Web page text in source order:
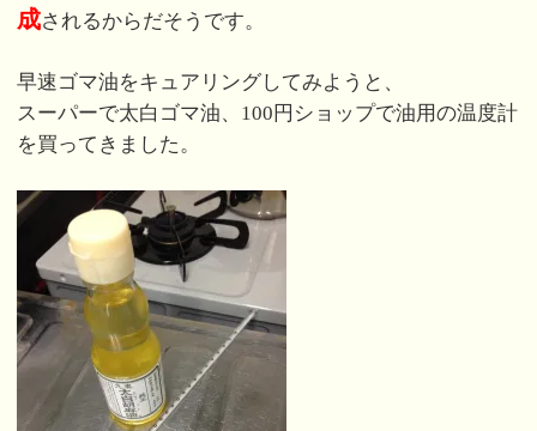
成されるからだそうです。
早速ゴマ油をキュアリングしてみようと、
スーパーで太白ゴマ油、100円ショップで油用の温度計
を買ってきました。